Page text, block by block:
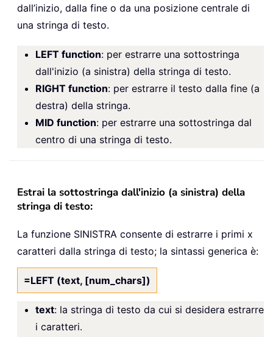
dall’inizio, dalla fine o da una posizione centrale di
una stringa di testo.
LEFT function: per estrarre una sottostringa
dall'inizio (a sinistra) della stringa di testo.
RIGHT function: per estrarre il testo dalla fine (a
destra) della stringa.
MID function: per estrarre una sottostringa dal
centro di una stringa di testo.
Estrai la sottostringa dall'inizio (a sinistra) della
stringa di testo:
La funzione SINISTRA consente di estrarre i primi x
caratteri dalla stringa di testo; la sintassi generica è:
=LEFT (text, [num_chars])
text: la stringa di testo da cui si desidera estrarre
i caratteri.